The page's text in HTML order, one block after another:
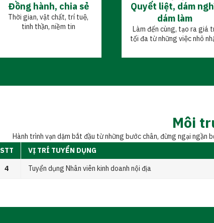
Đồng hành, chia sẻ
Thời gian, vật chất, trí tuệ,
tinh thần, niềm tin
Quyết liệt, dám
dám làm
Làm đến cùng, tạo ra giá
tối đa từ những việc nhỏ
Môi
Hành trình vạn dặm bắt đầu từ những bước chân, đừng ngại
STT
VỊ TRÍ TUYỂN DỤNG
4
Tuyển dụng Nhân viên kinh doanh nội địa